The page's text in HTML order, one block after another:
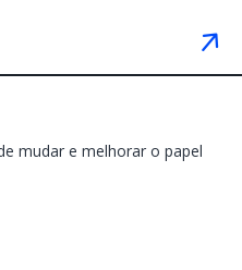
mudar e melhorar o papel